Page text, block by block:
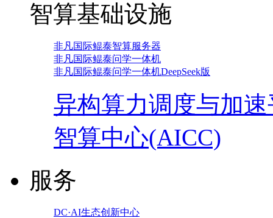
智算基础设施
非凡国际鲲泰智算服务器
非凡国际鲲泰问学一体机
非凡国际鲲泰问学一体机DeepSeek版
异构算力调度与加
智算中心(AICC)
服务
DC·AI生态创新中心